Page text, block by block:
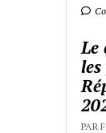
Le
PAR